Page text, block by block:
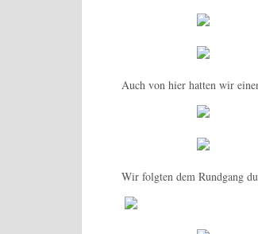
Auch von hier hatten wir
Wir folgten dem Rundgang